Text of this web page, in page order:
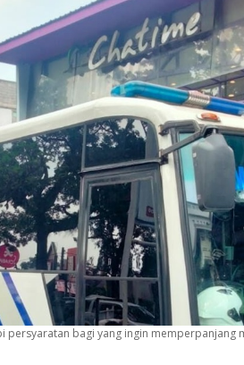
bagi yang ingin memperpanjang